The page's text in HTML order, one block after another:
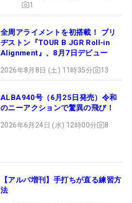
1
全周アライメントを初搭載！ ブリ
ヂストン『TOUR B JGR Roll-in
Alignment』、8月7日デビュー
2026年8月8日 (土) 11時35分 13
ALBA940号（6月25日発売）令和
のニーアクションで驚異の飛び！
2026年6月24日 (水) 12時00分 8
【アルバ増刊】手打ちが直る練習方
法